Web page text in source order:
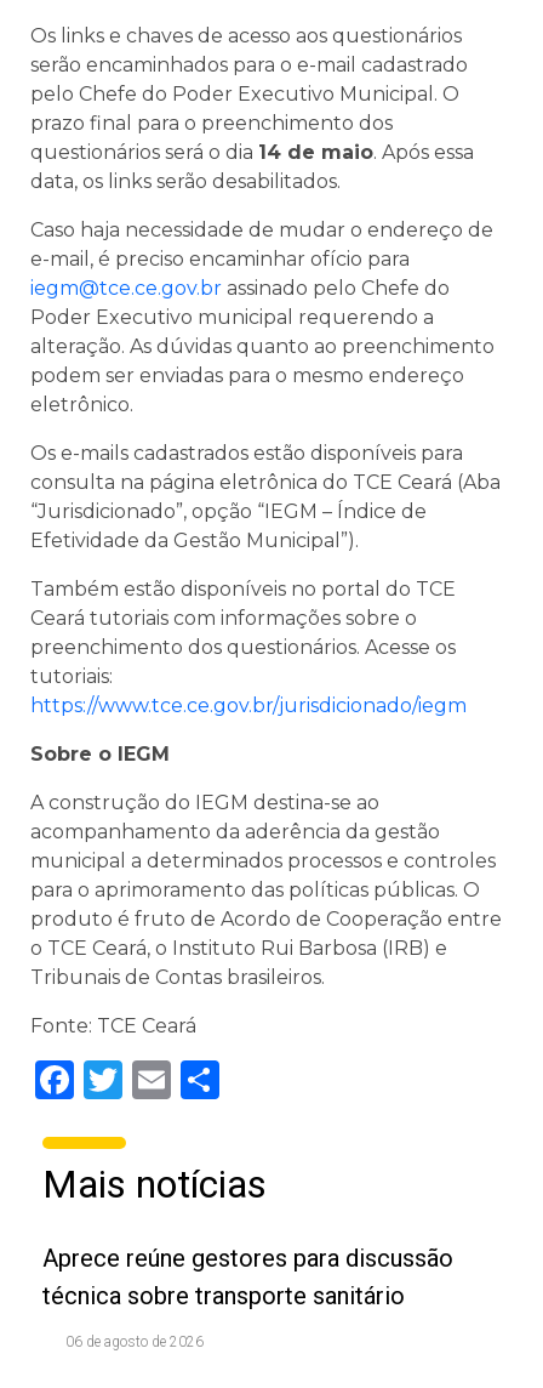
Os links e chaves de acesso aos questionários
serão encaminhados para o e-mail cadastrado
pelo Chefe do Poder Executivo Municipal. O
prazo final para o preenchimento dos
questionários será o dia 14 de maio. Após essa
data, os links serão desabilitados.
Caso haja necessidade de mudar o endereço de
e-mail, é preciso encaminhar ofício para
iegm@tce.ce.gov.br assinado pelo Chefe do
Poder Executivo municipal requerendo a
alteração. As dúvidas quanto ao preenchimento
podem ser enviadas para o mesmo endereço
eletrônico.
Os e-mails cadastrados estão disponíveis para
consulta na página eletrônica do TCE Ceará (Aba
“Jurisdicionado”, opção “IEGM – Índice de
Efetividade da Gestão Municipal”).
Também estão disponíveis no portal do TCE
Ceará tutoriais com informações sobre o
preenchimento dos questionários. Acesse os
tutoriais:
https://www.tce.ce.gov.br/jurisdicionado/iegm
Sobre o IEGM
A construção do IEGM destina-se ao
acompanhamento da aderência da gestão
municipal a determinados processos e controles
para o aprimoramento das políticas públicas. O
produto é fruto de Acordo de Cooperação entre
o TCE Ceará, o Instituto Rui Barbosa (IRB) e
Tribunais de Contas brasileiros.
Fonte: TCE Ceará
Facebook
Twitter
Email
Mais notícias
Aprece reúne gestores para discussão
técnica sobre transporte sanitário
06 de agosto de 2026